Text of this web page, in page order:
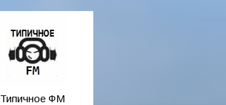
Типичное ФМ